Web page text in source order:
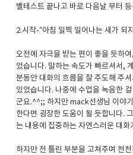
벨테스트 끝나고 바로 다음날 부터
2.시작-“아침 일찍 일어나는 새가 되
오전에 자극을 받는 편이 좋을 듯하
었습니다. 말하는 속도가 빠르셔서,
분동안 대화의 흐름을 잘 주도해 주
있었습니다. 나중에 수업을 녹음한
군요.^^;; 하지만 mack선생님 이야
한다면 굉장한 도움이 될 듯합니다.
는 내용에 집중하는 자연스러운 대화
하지만 전 틀린 부분을 고쳐주며 천